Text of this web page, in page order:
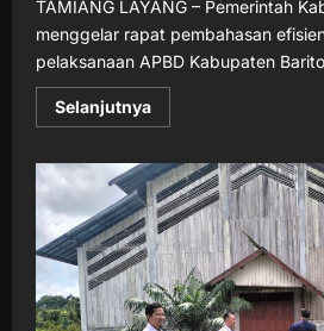
TAMIANG LAYANG – Pemerintah
menggelar rapat pembahasan
pelaksanaan APBD Kabupaten
SelanjutnyaRead
more
Bartim
Gelar
Rapat
Efisiensi
Anggaran
APBD
2025